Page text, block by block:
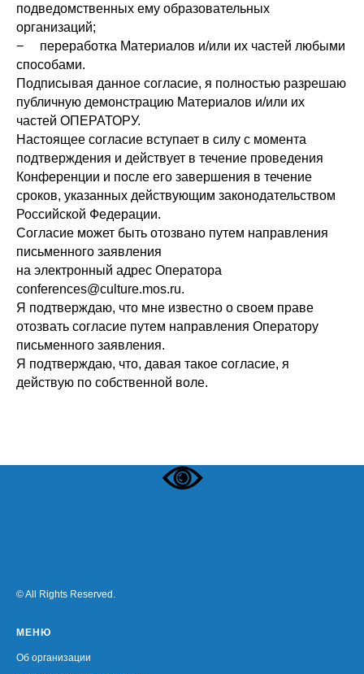
подведомственных ему образовательных
организаций;
− переработка Материалов и/или их частей любыми
способами.
Подписывая данное согласие, я полностью разрешаю
публичную демонстрацию Материалов и/или их
частей ОПЕРАТОРУ.
Настоящее согласие вступает в силу с момента
подтверждения и действует в течение проведения
Конференции и после его завершения в течение
сроков, указанных действующим законодательством
Российской Федерации.
Согласие может быть отозвано путем направления
письменного заявления
на электронный адрес Оператора
conferences@culture.mos.ru.
Я подтверждаю, что мне известно о своем праве
отозвать согласие путем направления Оператору
письменного заявления.
Я подтверждаю, что, давая такое согласие, я
действую по собственной воле.
© All Rights Reserved.
МЕНЮ
Об организации